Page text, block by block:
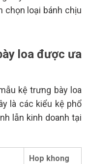
chọn loại bánh chịu
loa được ưa
kệ trưng bày loa
là các kiểu kệ phổ
lẫn kinh doanh tại
Hop khong